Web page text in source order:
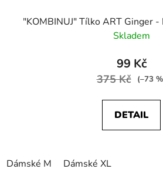
"KOMBINUJ" Tílko ART Ginger -
Skladem
99 Kč
375 Kč (–73
DETAIL
Dámské M Dámské XL